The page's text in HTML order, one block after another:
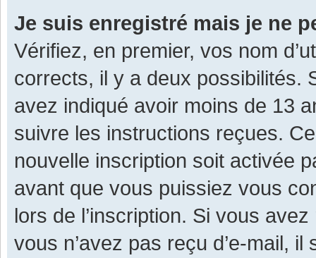
Je suis enregistré mais je ne
Vérifiez, en premier, vos nom
corrects, il y a deux possibilités.
avez indiqué avoir moins de 13
suivre les instructions reçues.
nouvelle inscription soit activée
avant que vous puissiez vous
lors de l’inscription. Si vous
vous n’avez pas reçu d’e-mail,